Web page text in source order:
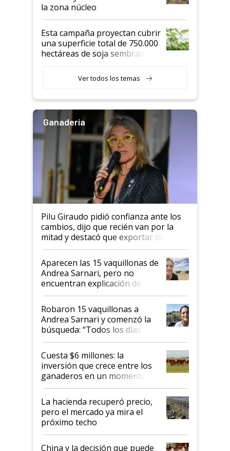
la zona núcleo
Esta campaña proyectan cubrir
una superficie total de 750.000
hectáreas de soja sembradas
variedades que marcan un
salto tecnológico en genética y
Ver todos los temas
Ganadería
Pilu Giraudo pidió confianza ante los
cambios, dijo que recién van por la
mitad y destacó que exportar dejó de
ser "para unos pocos": "Tenemos un
mandato muy claro del gobierno
nacional"
Aparecen las 15 vaquillonas de
Andrea Sarnari, pero no
encuentran explicación de
cómo llegaron allí
Robaron 15 vaquillonas a
Andrea Sarnari y comenzó la
búsqueda: “Todos los días le
toca a algún productor”
Cuesta $6 millones: la
inversión que crece entre los
ganaderos en un momento
histórico para la actividad
La hacienda recuperó precio,
pero el mercado ya mira el
próximo techo
China y la decisión que puede